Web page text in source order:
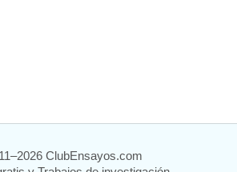
ClubEnsayos.com